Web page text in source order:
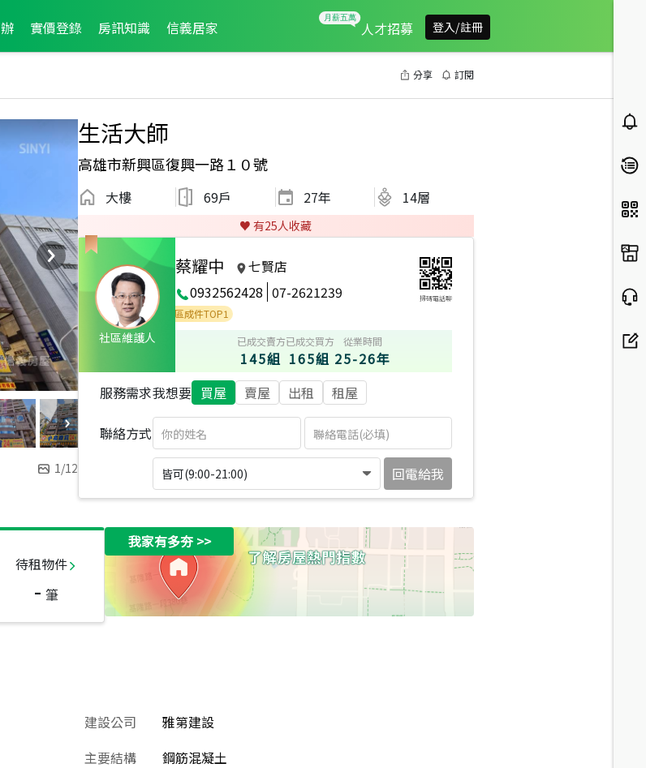
實價登錄 房訊知識 信義居家 人才招募 登入/註冊
分享 訂閱
1/12
生活大師
高雄市新興區復興一路１０號
大樓 69戶 27年 14層
♥️ 有25人收藏
社區維護人
蔡耀中
七賢店
0932562428 07-2621239 掃碼電話聊
月區業績TOP2
2026年6月區成件TOP1
已成交賣方
145組
已成交買方
165組
從業時間
25-26年
服務需求我想要 買屋 賣屋 出租 租屋
聯絡方式
皆可(9:00-21:00) 回電給我
待租物件
- 筆
我家有多夯>>
建設公司
雅第建設
主要結構
鋼筋混凝土